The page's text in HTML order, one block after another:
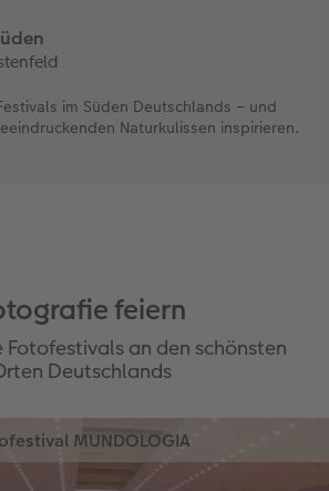
im Süden Deutschlands – und
Naturkulissen inspirieren.
feiern
Fotofestivals an den schönsten
Deutschlands